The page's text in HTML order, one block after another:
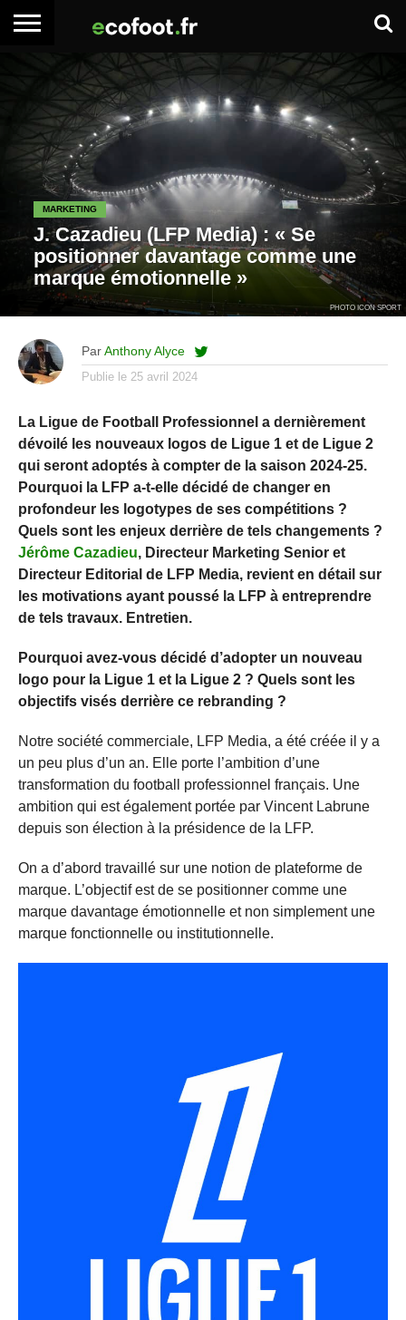
ACCUEIL
ARTICLES
PREMIUM
ADHÉSION
PREMIUM
CONNECTER
EMPLOI
OUTILS
MARKETING
J. Cazadieu (LFP Media) : « Se
positionner davantage comme une
marque émotionnelle »
PHOTO ICON SPORT
Par Anthony Alyce
Publie le 25 avril 2024
La Ligue de Football Professionnel a dernièrement
dévoilé les nouveaux logos de Ligue 1 et de Ligue 2
qui seront adoptés à compter de la saison 2024-25.
Pourquoi la LFP a-t-elle décidé de changer en
profondeur les logotypes de ses compétitions ?
Quels sont les enjeux derrière de tels changements ?
Jérôme Cazadieu, Directeur Marketing Senior et
Directeur Editorial de LFP Media, revient en détail sur
les motivations ayant poussé la LFP à entreprendre
de tels travaux. Entretien.
Pourquoi avez-vous décidé d’adopter un nouveau
logo pour la Ligue 1 et la Ligue 2 ? Quels sont les
objectifs visés derrière ce rebranding ?
Notre société commerciale, LFP Media, a été créée il y a
un peu plus d’un an. Elle porte l’ambition d’une
transformation du football professionnel français. Une
ambition qui est également portée par Vincent Labrune
depuis son élection à la présidence de la LFP.
On a d’abord travaillé sur une notion de plateforme de
marque. L’objectif est de se positionner comme une
marque davantage émotionnelle et non simplement une
marque fonctionnelle ou institutionnelle.